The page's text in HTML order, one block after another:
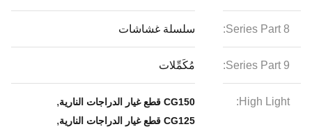
Series Part 8: سلسلة غشاشات
Series Part 9: مُكَمِّلات
High Light: CG150 قطع غيار الدراجات النارية ,
CG125 قطع غيار الدراجات النارية ,